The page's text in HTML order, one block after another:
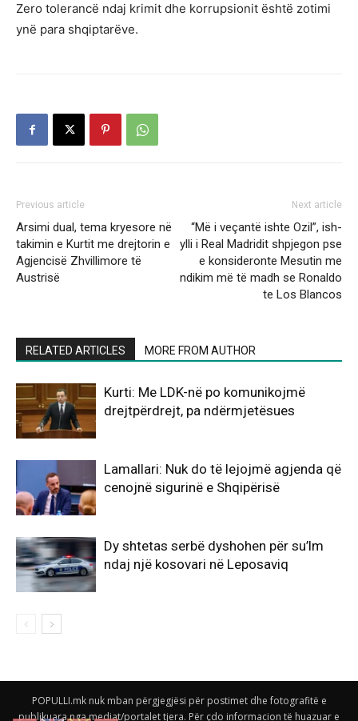
Zero tolerancë ndaj krimit dhe korrupsionit është zotimi
ynë para shqiptarëve.
Previous article
Arsimi dual, tema kryesore në
takimin e Kurtit me drejtorin e
Agjencisë Zhvillimore të
Austrisë
Next article
“Më i veçantë ishte Ozil”, ish-
ylli i Real Madridit shpjegon pse
e konsideronte Mesutin me
ndikim më të madh se Ronaldo
te Los Blancos
RELATED ARTICLES MORE FROM AUTHOR
Kurti: Me LDK-në po komunikojmë
drejtpërdrejt, pa ndërmjetësues
Lamallari: Nuk do të lejojmë agjenda që
cenojnë sigurinë e Shqipërisë
Dy shtetas serbë dyshohen për su’lm
ndaj një kosovari në Leposaviq
POPULLI.mk nuk mban përgjegjësi për postimet dhe fotografitë e
publikuara nga mediat/portalet tjera. Për çdo informacion të huazuar e